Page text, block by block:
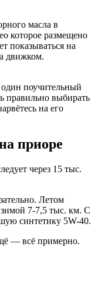
масла в
которое размещено
показываться на
движком.
поучительный
правильно выбирать
на его
приоре
через 15 тыс.
Летом
7-7,5 тыс. км. С
синтетику 5W-40.
— всё примерно.